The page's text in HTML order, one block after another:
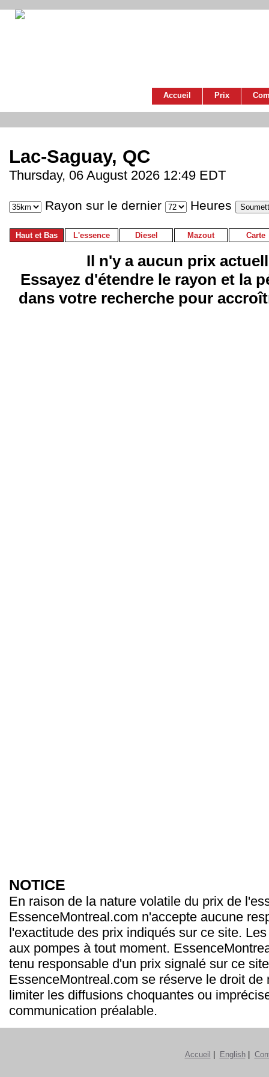
Accueil Prix
Lac-Saguay, QC
Thursday, 06 August 2026 12:49 EDT
Rayon sur le dernier Heures
Haut et Bas L'essence Diesel Mazout Carte
Il n'y a aucun prix
Essayez d'étendre le rayon et la
dans votre recherche pour
NOTICE
En raison de la nature volatile du prix de
EssenceMontreal.com n'accepte aucune
l'exactitude des prix indiqués sur ce site.
aux pompes à tout moment.
tenu responsable d'un prix signalé sur ce
EssenceMontreal.com se réserve le droit de
limiter les diffusions choquantes ou
communication préalable.
Accueil English|